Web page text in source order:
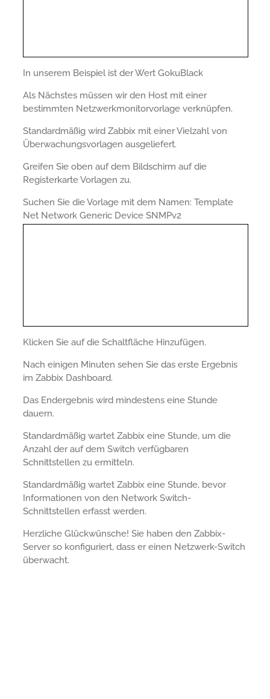
In unserem Beispiel ist der Wert GokuBlack
Als Nächstes müssen wir den Host mit einer
bestimmten Netzwerkmonitorvorlage verknüpfen.
Standardmäßig wird Zabbix mit einer Vielzahl von
Überwachungsvorlagen ausgeliefert.
Greifen Sie oben auf dem Bildschirm auf die
Registerkarte Vorlagen zu.
Suchen Sie die Vorlage mit dem Namen: Template
Net Network Generic Device SNMPv2
Klicken Sie auf die Schaltfläche Hinzufügen.
Nach einigen Minuten sehen Sie das erste Ergebnis
im Zabbix Dashboard.
Das Endergebnis wird mindestens eine Stunde
dauern.
Standardmäßig wartet Zabbix eine Stunde, um die
Anzahl der auf dem Switch verfügbaren
Schnittstellen zu ermitteln.
Standardmäßig wartet Zabbix eine Stunde, bevor
Informationen von den Network Switch-
Schnittstellen erfasst werden.
Herzliche Glückwünsche! Sie haben den Zabbix-
Server so konfiguriert, dass er einen Netzwerk-Switch
überwacht.